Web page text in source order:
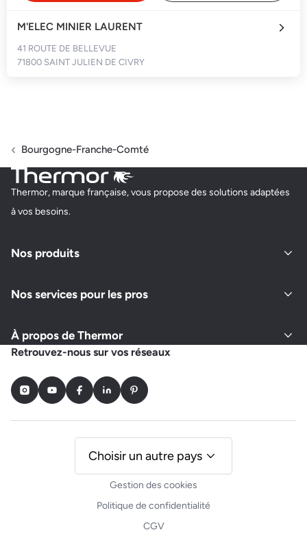
M'ELEC MINIER LAURENT
41 ROUTE DE BELLEVUE
71800 SAINT JULIEN DE CIVRY
GRAVALLON CHRISTOPHE
71470 STE CROIX
Fermé actuellement
Demander un devis
LOREAU DENIS ENTREPRISE
37 CHEMIN DES GOUTTIERES
Fermé actuellement
BOULEY PIERRE ELECTRICITE
3 ALLEE DES PRIMEVERES
Bourgogne-Franche-Comté
Thermor, marque française, vous propose des solutions adaptées
à vos besoins.
Nos produits
Nos services pour les pros
À propos de Thermor
Retrouvez-nous sur vos réseaux
InstagramYoutubeFacebookLinkedInPinterest
Gestion des cookies
Politique de confidentialité
CGV
Choisir un autre pays